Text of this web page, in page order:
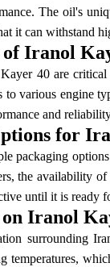
The oil's
it can withstand
Iranol
40 are
various engine
and
for
packaging
the availability
until it is ready
Iranol
surrounding
temperatures,